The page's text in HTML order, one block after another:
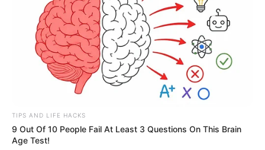
TIPS AND LIFE HACKS
9 Out Of 10 People Fail At Least 3 Questions On This Brain
Age Test!